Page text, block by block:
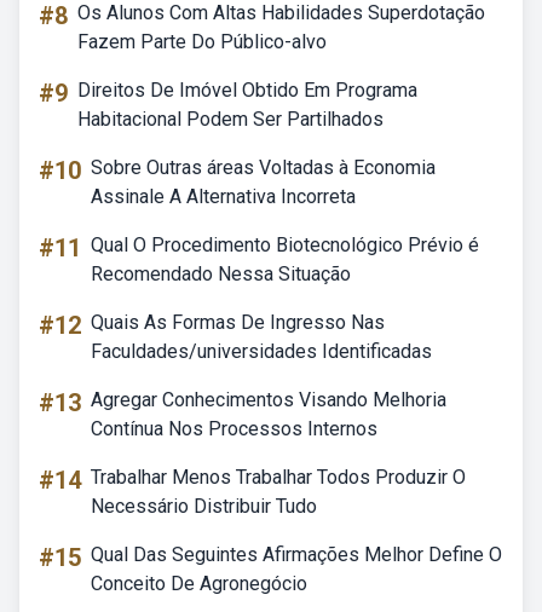
#8 Os Alunos Com Altas Habilidades Superdotação
Fazem Parte Do Público-alvo
#9 Direitos De Imóvel Obtido Em Programa
Habitacional Podem Ser Partilhados
#10 Sobre Outras áreas Voltadas à Economia
Assinale A Alternativa Incorreta
#11 Qual O Procedimento Biotecnológico Prévio é
Recomendado Nessa Situação
#12 Quais As Formas De Ingresso Nas
Faculdades/universidades Identificadas
#13 Agregar Conhecimentos Visando Melhoria
Contínua Nos Processos Internos
#14 Trabalhar Menos Trabalhar Todos Produzir O
Necessário Distribuir Tudo
#15 Qual Das Seguintes Afirmações Melhor Define O
Conceito De Agronegócio